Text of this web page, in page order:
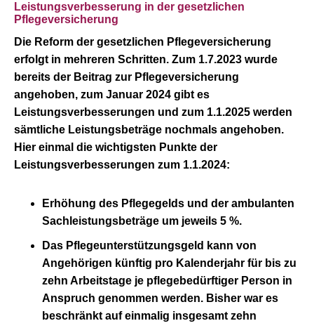
Leistungsverbesserung in der gesetzlichen
Pflegeversicherung
Die Reform der gesetzlichen Pflegeversicherung
erfolgt in mehreren Schritten. Zum 1.7.2023 wurde
bereits der Beitrag zur Pflegeversicherung
angehoben, zum Januar 2024 gibt es
Leistungsverbesserungen und zum 1.1.2025 werden
sämtliche Leistungsbeträge nochmals angehoben.
Hier einmal die wichtigsten Punkte der
Leistungsverbesserungen zum 1.1.2024:
Erhöhung des Pflegegelds und der ambulanten
Sachleistungsbeträge um jeweils 5 %.
Das Pflegeunterstützungsgeld kann von
Angehörigen künftig pro Kalenderjahr für bis zu
zehn Arbeitstage je pflegebedürftiger Person in
Anspruch genommen werden. Bisher war es
beschränkt auf einmalig insgesamt zehn